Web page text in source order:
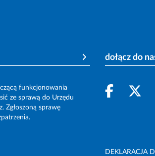
funkcjonowania
ze sprawą do Urzędu
Zgłoszoną sprawę
dołącz do
DEKLARACJA